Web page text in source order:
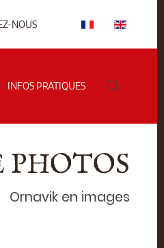
NOUS
INFOS PRATIQUES
Ornavik en images